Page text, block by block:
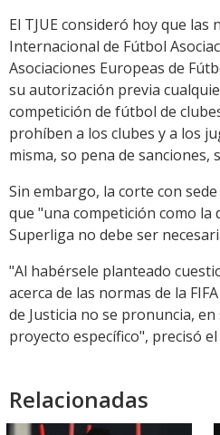
El TJUE consideró hoy que las
Internacional de Fútbol
Asociaciones Europeas de
su autorización previa
competición de fútbol de
prohíben a los clubes y a los
misma, so pena de sanciones,
Sin embargo, la corte con
que "una competición como la
Superliga no debe ser
"Al habérsele planteado
acerca de las normas de la
de Justicia no se pronuncia,
proyecto específico", precisó el
Relacionadas